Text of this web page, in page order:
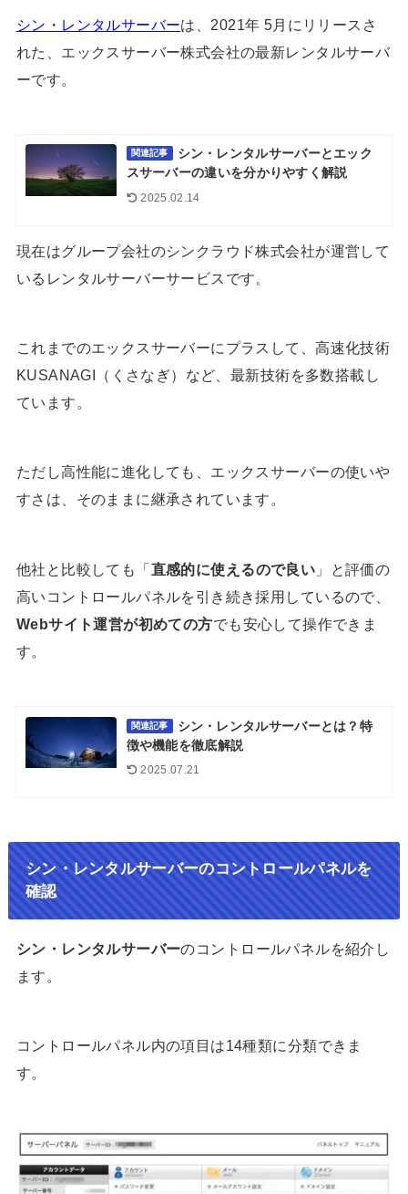
シン・レンタルサーバーは、2021年 5月にリリースさ
れた、エックスサーバー株式会社の最新レンタルサーバ
ーです。
関連記事
シン・レンタルサーバーとエック
スサーバーの違いを分かりやすく解説
2025.02.14
現在はグループ会社のシンクラウド株式会社が運営して
いるレンタルサーバーサービスです。
これまでのエックスサーバーにプラスして、高速化技術
KUSANAGI（くさなぎ）など、最新技術を多数搭載し
ています。
ただし高性能に進化しても、エックスサーバーの使いや
すさは、そのままに継承されています。
他社と比較しても「直感的に使えるので良い 」と評価の
高いコントロールパネルを引き続き採用しているので、
Webサイト運営が初めての方でも安心して操作できま
す。
関連記事
シン・レンタルサーバーとは？特
徴や機能を徹底解説
2025.07.21
シン・レンタルサーバーのコントロールパネルを
確認
シン・レンタルサーバーのコントロールパネルを紹介し
ます。
コントロールパネル内の項目は14種類に分類できま
す。